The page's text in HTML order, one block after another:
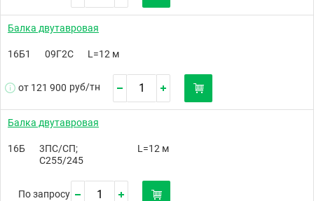
Балка двутавровая
16Б1 09Г2С L=12 м
от 121 900 руб/тн
Балка двутавровая
16Б
3ПС/СП;
С255/245
L=12 м
По запросу